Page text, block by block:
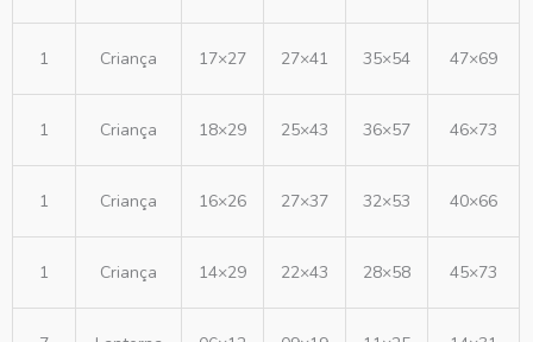
1 Criança 17×27 27×41 35×54 47×69
1 Criança 18×29 25×43 36×57 46×73
1 Criança 16×26 27×37 32×53 40×66
1 Criança 14×29 22×43 28×58 45×73